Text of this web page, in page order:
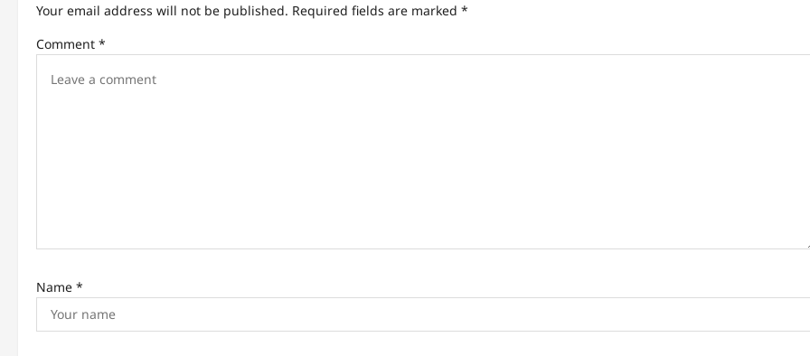
a
v
o
Your email address will not be published. Required fields are marked *
Comment *
Name *